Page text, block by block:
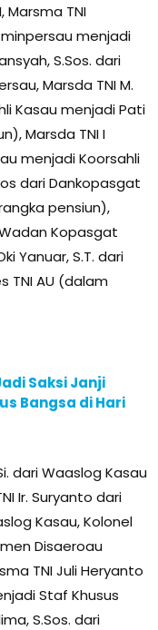
Marsma TNI
menjadi
S.Sos. dari
Marsda TNI M.
Kasau menjadi Pati
Marsda TNI I
menjadi Koorsahli
dari Dankopasgat
pensiun),
Wadan Kopasgat
Yanuar, S.T. dari
TNI AU (dalam
Saksi Janji
Bangsa di Hari
dari Waaslog Kasau
Ir. Suryanto dari
Kasau, Kolonel
Disaeroau
TNI Juli Heryanto
Staf Khusus
S.Sos. dari